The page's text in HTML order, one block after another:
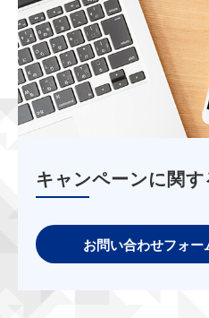
キャンペーンに関
お問い合わせフォー